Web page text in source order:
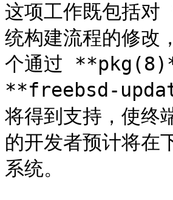
这项工作既包括
统构建流程的修
个通过
**freebsd-
将得到支持，使终
的开发者预计将在
系统。